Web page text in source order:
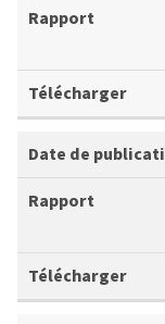
n
t
Télécharger